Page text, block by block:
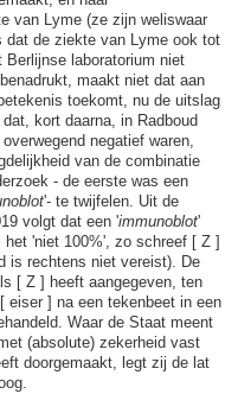
van Lyme (ze zijn weliswaar
de ziekte van Lyme ook tot
laboratorium niet
maakt niet dat aan
toekomt, nu de uitslag
kort daarna, in Radboud
negatief waren,
van de combinatie
- de eerste was een
'- te twijfelen. Uit de
volgt dat een 'immunoblot'
'niet 100%', zo schreef [ Z ]
is rechtens niet vereist). De
[ Z ] heeft aangegeven, ten
eiser ] na een tekenbeet in een
Waar de Staat meent
(absolute) zekerheid vast
doorgemaakt, legt zij de lat